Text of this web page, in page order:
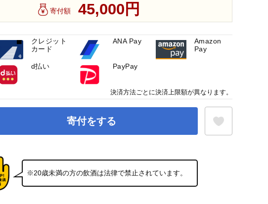
寄付額 45,000円
寄付をする
※20歳未満の方の飲酒は法律で禁止されています。
クレジット
カード
ANA Pay
Amazon
Pay
d払い PayPay
決済方法ごとに決済上限額が異なります。